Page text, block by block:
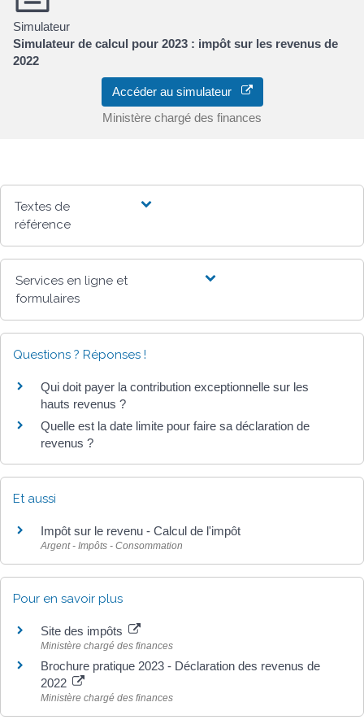
Simulateur
Simulateur de calcul pour 2023 : impôt sur les revenus de
2022
Accéder au simulateur
Ministère chargé des finances
Textes de
référence
Services en ligne et
formulaires
Questions ? Réponses !
Qui doit payer la contribution exceptionnelle sur les
hauts revenus ?
Quelle est la date limite pour faire sa déclaration de
revenus ?
Et aussi
Impôt sur le revenu - Calcul de l'impôt
Argent - Impôts - Consommation
Pour en savoir plus
Site des impôts
Ministère chargé des finances
Brochure pratique 2023 - Déclaration des revenus de
2022
Ministère chargé des finances